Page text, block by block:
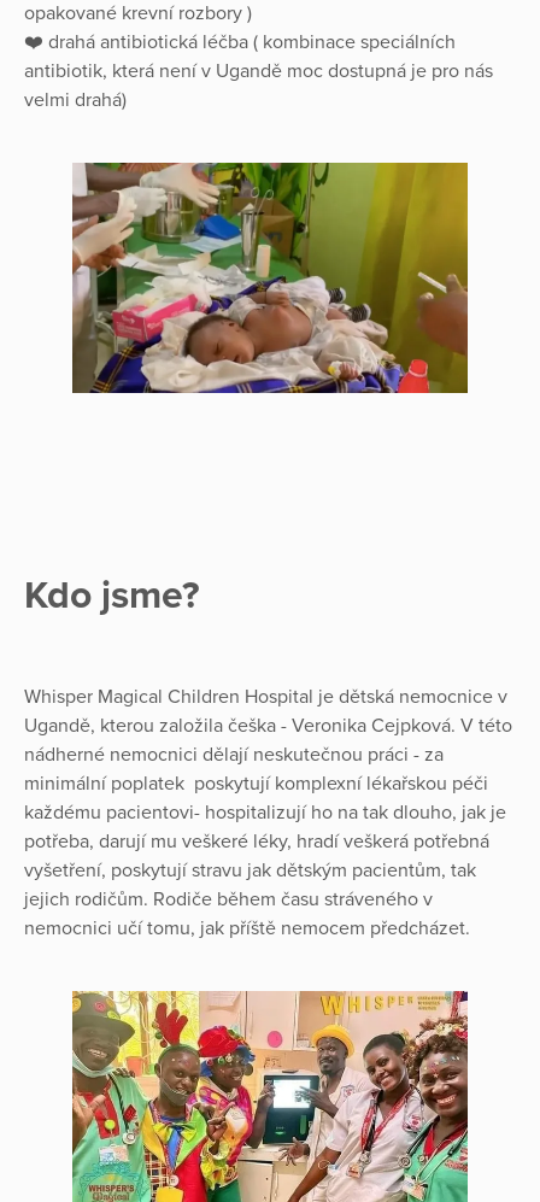
opakované krevní rozbory )
❤️ drahá antibiotická léčba ( kombinace speciálních
antibiotik, která není v Ugandě moc dostupná je pro nás
velmi drahá)
Kdo jsme?
Whisper Magical Children Hospital je dětská nemocnice v
Ugandě, kterou založila češka - Veronika Cejpková. V této
nádherné nemocnici dělají neskutečnou práci - za
minimální poplatek poskytují komplexní lékařskou péči
každému pacientovi- hospitalizují ho na tak dlouho, jak je
potřeba, darují mu veškeré léky, hradí veškerá potřebná
vyšetření, poskytují stravu jak dětským pacientům, tak
jejich rodičům. Rodiče během času stráveného v
nemocnici učí tomu, jak příště nemocem předcházet.